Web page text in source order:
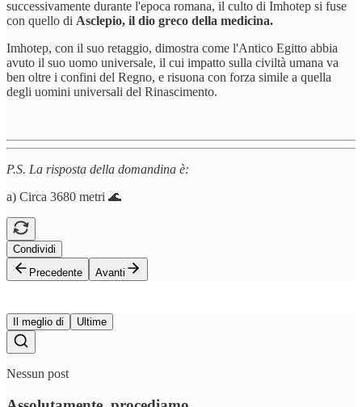
successivamente durante l'epoca romana, il culto di Imhotep si fuse
con quello di Asclepio, il dio greco della medicina.
Imhotep, con il suo retaggio, dimostra come l'Antico Egitto abbia
avuto il suo uomo universale, il cui impatto sulla civiltà umana va
ben oltre i confini del Regno, e risuona con forza simile a quella
degli uomini universali del Rinascimento.
P.S. La risposta della domandina è:
a) Circa 3680 metri 🌊
Condividi
Precedente
Avanti
Il meglio di Ultime
Nessun post